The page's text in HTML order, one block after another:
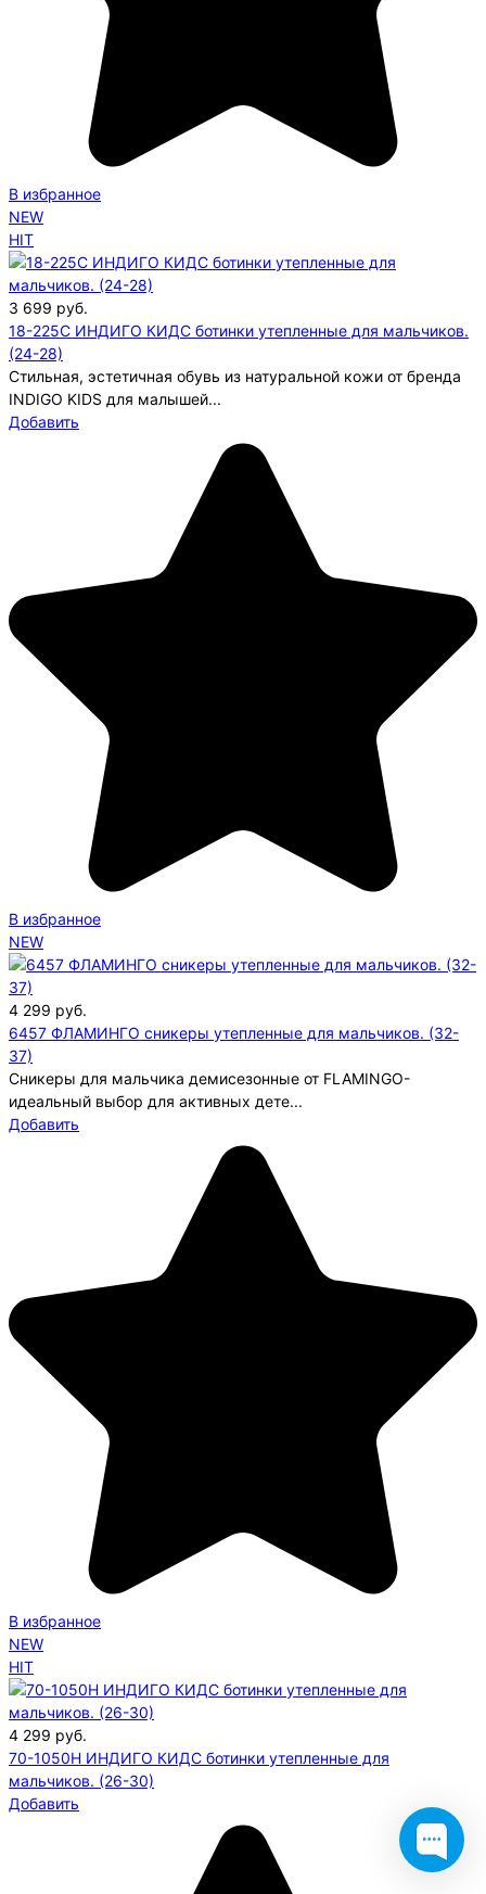
В избранное
NEW
HIT
3 699 руб.
18-225C ИНДИГО КИДС ботинки утепленные для мальчиков.
(24-28)
Стильная, эстетичная обувь из натуральной кожи от бренда
INDIGO KIDS для малышей...
Добавить
В избранное
NEW
4 299 руб.
6457 ФЛАМИНГО сникеры утепленные для мальчиков. (32-
37)
Сникеры для мальчика демисезонные от FLAMINGO-
идеальный выбор для активных дете...
Добавить
В избранное
NEW
HIT
4 299 руб.
70-1050H ИНДИГО КИДС ботинки утепленные для
мальчиков. (26-30)
Добавить